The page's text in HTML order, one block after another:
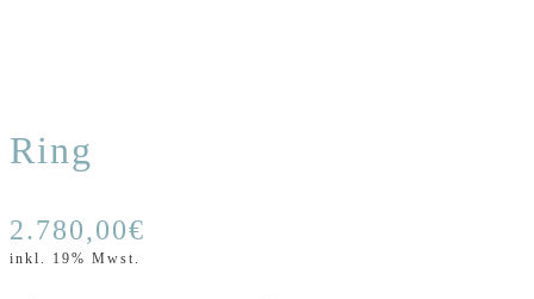
Ring
2.780,00€
inkl. 19% Mwst.